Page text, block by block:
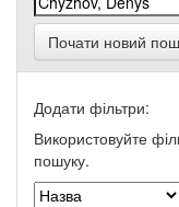
Почати новий
Додати фільтри:
Використовуйте
пошуку.